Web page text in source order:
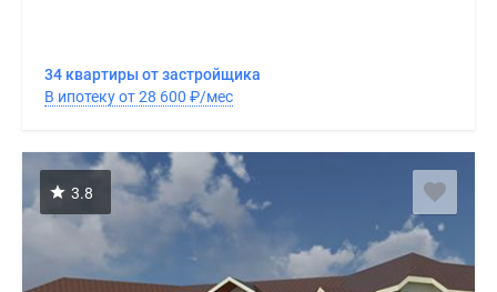
34 квартиры от застройщика
В ипотеку от 28 600 ₽/мес
3.8